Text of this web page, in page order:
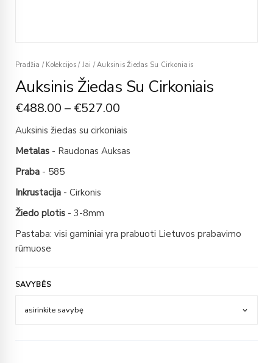
Pradžia / Kolekcijos / Jai /Auksinis Žiedas Su Cirkoniais
Auksinis Žiedas Su Cirkoniais
€488.00 – €527.00
Auksinis žiedas su cirkoniais
Metalas - Raudonas Auksas
Praba - 585
Inkrustacija - Cirkonis
Žiedo plotis - 3-8mm
Pastaba: visi gaminiai yra prabuoti Lietuvos prabavimo
rūmuose
SAVYBĖS